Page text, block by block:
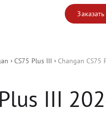
CS75 Plus III Changan CS75
III